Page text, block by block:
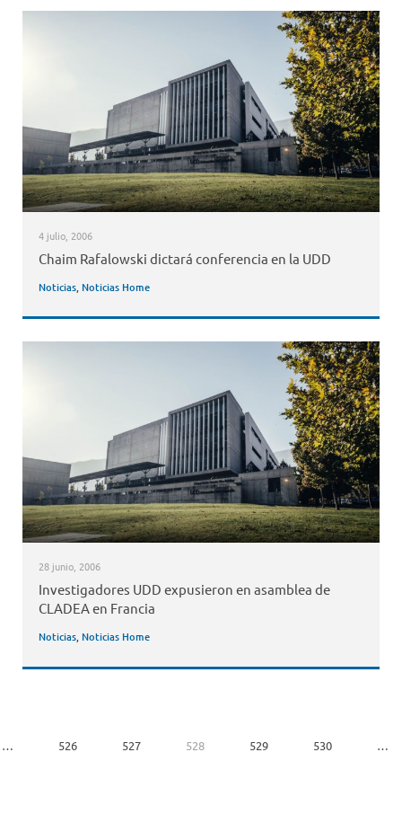
4 julio, 2006
Chaim Rafalowski dictará conferencia en la UDD
Noticias, Noticias Home
28 junio, 2006
Investigadores UDD expusieron en asamblea de
CLADEA en Francia
Noticias, Noticias Home
… 526 527 528 529 530 …